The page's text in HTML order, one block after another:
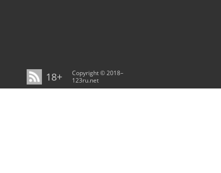
18+
Copyright © 2018–
123ru.net